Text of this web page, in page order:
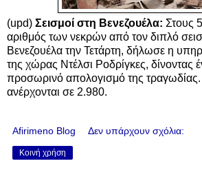
(upd) Σεισμοί στη Βενεζουέλα: Στους
αριθμός των νεκρών από τον διπλό
Βενεζουέλα την Τετάρτη, δήλωσε η
της χώρας Ντέλσι Ροδρίγκες, δίνοντας
προσωρινό απολογισμό της τραγωδίας.
ανέρχονται σε 2.980.
Afirimeno Blog Δεν υπάρχουν σχόλια:
Κοινή χρήση